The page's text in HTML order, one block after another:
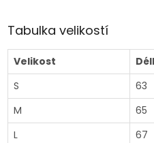
Tabulka velikostí
Velikost
S
63
M
65
L
67